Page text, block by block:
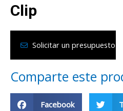
Clip
Solicitar un presupuesto
Comparte este
Facebook